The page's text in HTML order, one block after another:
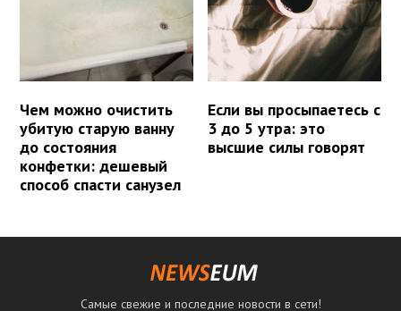
Чем можно очистить
убитую старую ванну
до состояния
конфетки: дешевый
способ спасти санузел
Если вы просыпаетесь с
3 до 5 утра: это
высшие силы говорят
Самые свежие и последние новости в сети!